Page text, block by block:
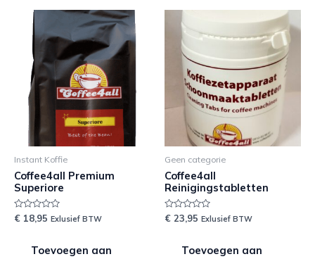
Instant Koffie
Coffee4all Premium
Superiore
Waardering
0
€ 18,95 Exlusief BTW
Toevoegen aan
Geen categorie
Coffee4all
Reinigingstabletten
Waardering
0
€ 23,95 Exlusief BTW
Toevoegen aan